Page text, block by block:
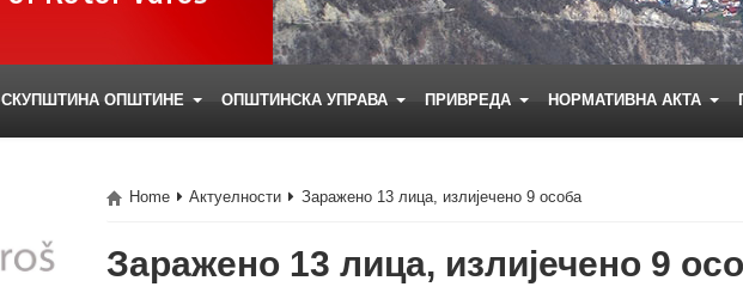
СКУПШТИНА ОПШТИНЕ ОПШТИНСКА УПРАВА ПРИВРЕДА НОРМАТИВНА АКТА
Home Актуелности Заражено 13 лица, излијечено 9 особа
Заражено 13 лица, излијечено 9